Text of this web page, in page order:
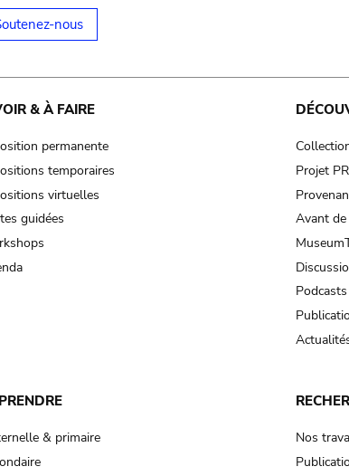
nous
& À FAIRE
permanente
temporaires
virtuelles
guidées
Projet
Avant
Podcasts
& primaire
Nos